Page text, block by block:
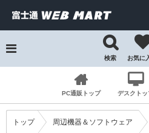
検索 お気に
PC通販トップ
デスクトッ
トップ 周辺機器＆ソフトウェア